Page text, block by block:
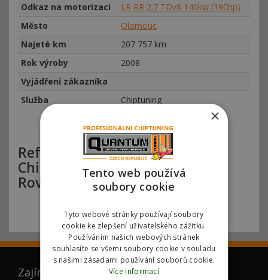
Odkaz na motorizaci
LR RR 2.7 TDv6 140kw (190hp)
Město
Olomouc
Najeté km
207 757 km
Rok výroby
2008
Vyjádření zákazníka
Služba
Chiptuning
Reference Quantum Olomouc
Chiptuning Land Rover Range
Rover 2.7 TDV6 140kW
Zajímá vás
×
Tento web používá
soubory cookie
Tyto webové stránky používají soubory
cookie ke zlepšení uživatelského zážitku.
Používáním našich webových stránek
souhlasíte se všemi soubory cookie v souladu
s našimi zásadami používání souborů cookie.
Více informací